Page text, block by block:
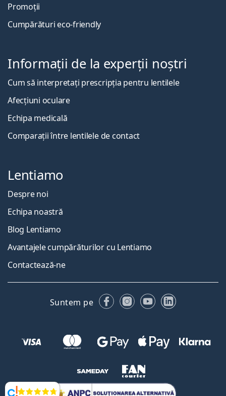
Promoții
Cumpărături eco-friendly
Informații de la experții noștri
Cum să interpretați prescripția pentru lentilele
Afecțiuni oculare
Echipa medicală
Comparații între lentilele de contact
Lentiamo
Despre noi
Echipa noastră
Blog Lentiamo
Avantajele cumpărăturilor cu Lentiamo
Contactează-ne
Suntem pe FacebookInstagram
YouTubeLinkedIn